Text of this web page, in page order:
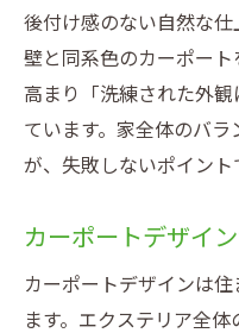
後付け感のない自然な
壁と同系色のカーポー
高まり「洗練された外
ています。家全体のバ
が、失敗しないポイント
カーポートデザイ
カーポートデザインは
ます。エクステリア全